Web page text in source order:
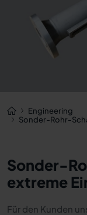
Engineering
Sonder-Rohr-
Sonder-
extreme
Für den Kunden